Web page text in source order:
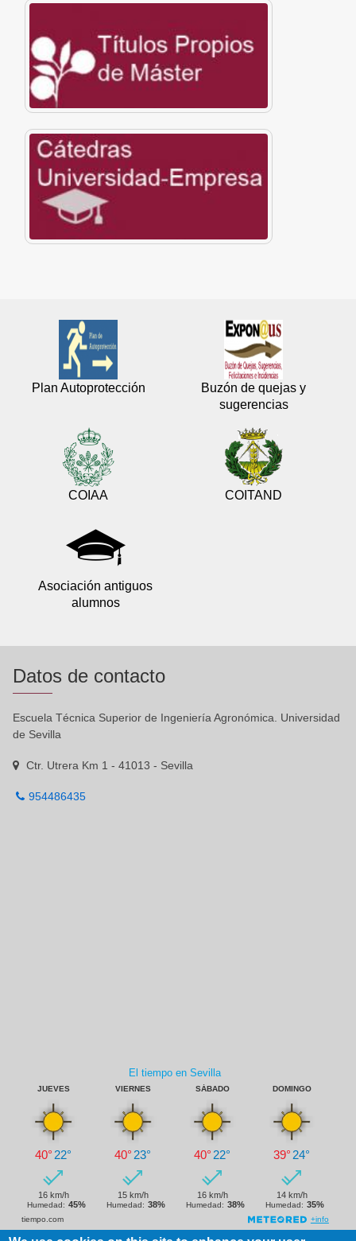
Plan Autoprotección
Buzón de quejas y
sugerencias
COIAA COITAND
Asociación antiguos
alumnos
Datos de contacto
Escuela Técnica Superior de Ingeniería Agronómica. Universidad
de Sevilla
Ctr. Utrera Km 1 - 41013 - Sevilla
954486435